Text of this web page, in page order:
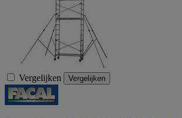
Vergelijken Vergelijken